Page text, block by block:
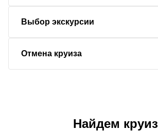
Выбор экскурсии
Отмена круиза
Найдем круиз